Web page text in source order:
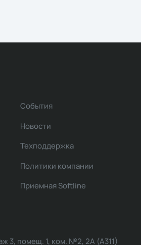
События
Новости
Техподдержка
Политики компании
Приемная Softline
3, помещ. 1, ком. №2, 2А (А311)